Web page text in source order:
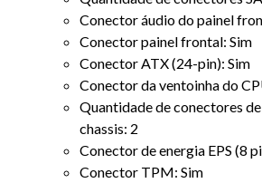
Conector áudio do painel
Conector painel frontal: Sim
Conector ATX (24-pin): Sim
Conector da ventoinha do
Quantidade de conectores
chassis: 2
Conector de energia EPS (8
Conector TPM: Sim